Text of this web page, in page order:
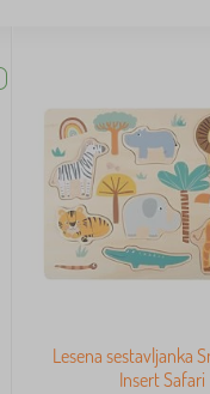
Lesena sestavljanka
Insert Safari